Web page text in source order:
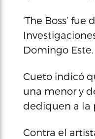
‘The Boss’
Domingo Este.
Cueto indicó
una menor y
dediquen a la
Contra el